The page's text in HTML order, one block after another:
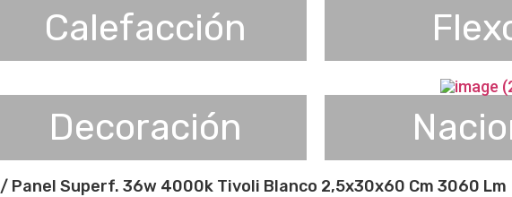
Calefacción
Decoración
/ Panel Superf. 36w 4000k Tivoli Blanco 2,5x30x60 Cm 3060 Lm